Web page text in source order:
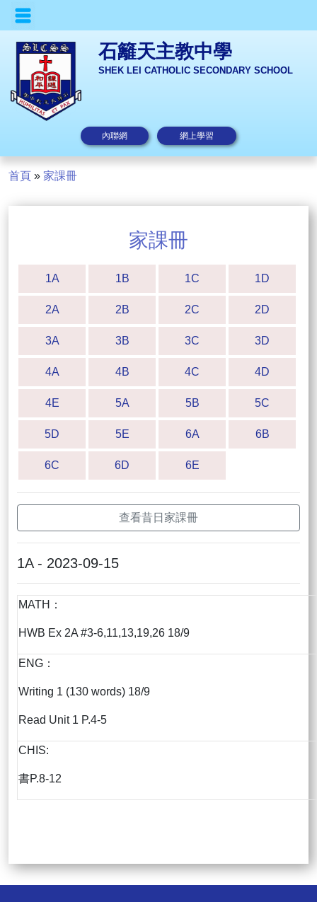
石籬天主教中學
SHEK LEI CATHOLIC SECONDARY SCHOOL
內聯網 網上學習
首頁 » 家課冊
家課冊
1A 1B 1C 1D
2A 2B 2C 2D
3A 3B 3C 3D
4A 4B 4C 4D
4E 5A 5B 5C
5D 5E 6A 6B
6C 6D 6E
查看昔日家課冊
1A - 2023-09-15
MATH：
HWB Ex 2A #3-6,11,13,19,26 18/9
ENG：
Writing 1 (130 words) 18/9
Read Unit 1 P.4-5
CHIS:
書P.8-12